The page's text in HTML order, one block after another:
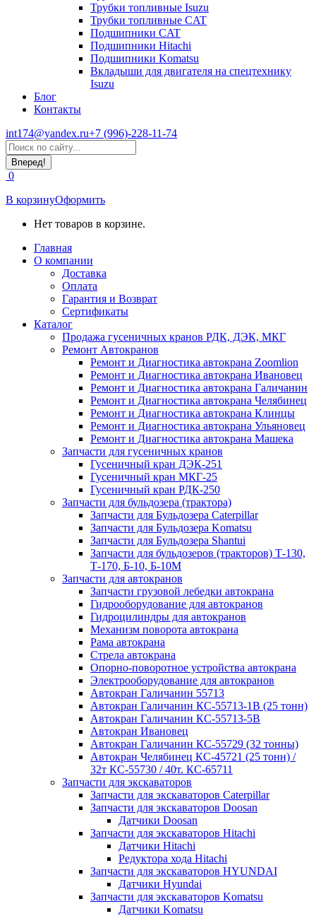
Трубки топливные Isuzu
Трубки топливные CAT
Подшипники CAT
Подшипники Hitachi
Подшипники Komatsu
Вкладыши для двигателя на спецтехнику
Isuzu
Блог
Контакты
int174@yandex.ru+7 (996)-228-11-74
Страница
WhatsApp
открывается
в
новом
окне
Поиск:
0
В корзинуОформить
Нет товаров в корзине.
Главная
О компании
Доставка
Оплата
Гарантия и Возврат
Сертификаты
Каталог
Продажа гусеничных кранов РДК, ДЭК, МКГ
Ремонт Автокранов
Ремонт и Диагностика автокрана Zoomlion
Ремонт и Диагностика автокрана Ивановец
Ремонт и Диагностика автокрана Галичанин
Ремонт и Диагностика автокрана Челябинец
Ремонт и Диагностика автокрана Клинцы
Ремонт и Диагностика автокрана Ульяновец
Ремонт и Диагностика автокрана Машека
Запчасти для гусеничных кранов
Гусеничный кран ДЭК-251
Гусеничный кран МКГ-25
Гусеничный кран РДК-250
Запчасти для бульдозера (трактора)
Запчасти для Бульдозера Caterpillar
Запчасти для Бульдозера Komatsu
Запчасти для Бульдозера Shantui
Запчасти для бульдозеров (тракторов) Т-130,
Т-170, Б-10, Б-10М
Запчасти для автокранов
Запчасти грузовой лебедки автокрана
Гидрооборудование для автокранов
Гидроцилиндры для автокранов
Механизм поворота автокрана
Рама автокрана
Стрела автокрана
Опорно-поворотное устройства автокрана
Электрооборудование для автокранов
Автокран Галичанин 55713
Автокран Галичанин КС-55713-1В (25 тонн)
Автокран Галичанин КС-55713-5В
Автокран Ивановец
Автокран Галичанин КС-55729 (32 тонны)
Автокран Челябинец КС-45721 (25 тонн) /
32т КС-55730 / 40т. КС-65711
Запчасти для экскаваторов
Запчасти для экскаваторов Caterpillar
Запчасти для экскаваторов Doosan
Датчики Doosan
Запчасти для экскаваторов Hitachi
Датчики Hitachi
Редуктора хода Hitachi
Запчасти для экскаваторов HYUNDAI
Датчики Hyundai
Запчасти для экскаваторов Komatsu
Датчики Komatsu